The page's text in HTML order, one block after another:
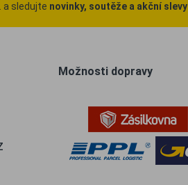
.. a sledujte novinky, soutěže a akční slevy
Možnosti dopravy